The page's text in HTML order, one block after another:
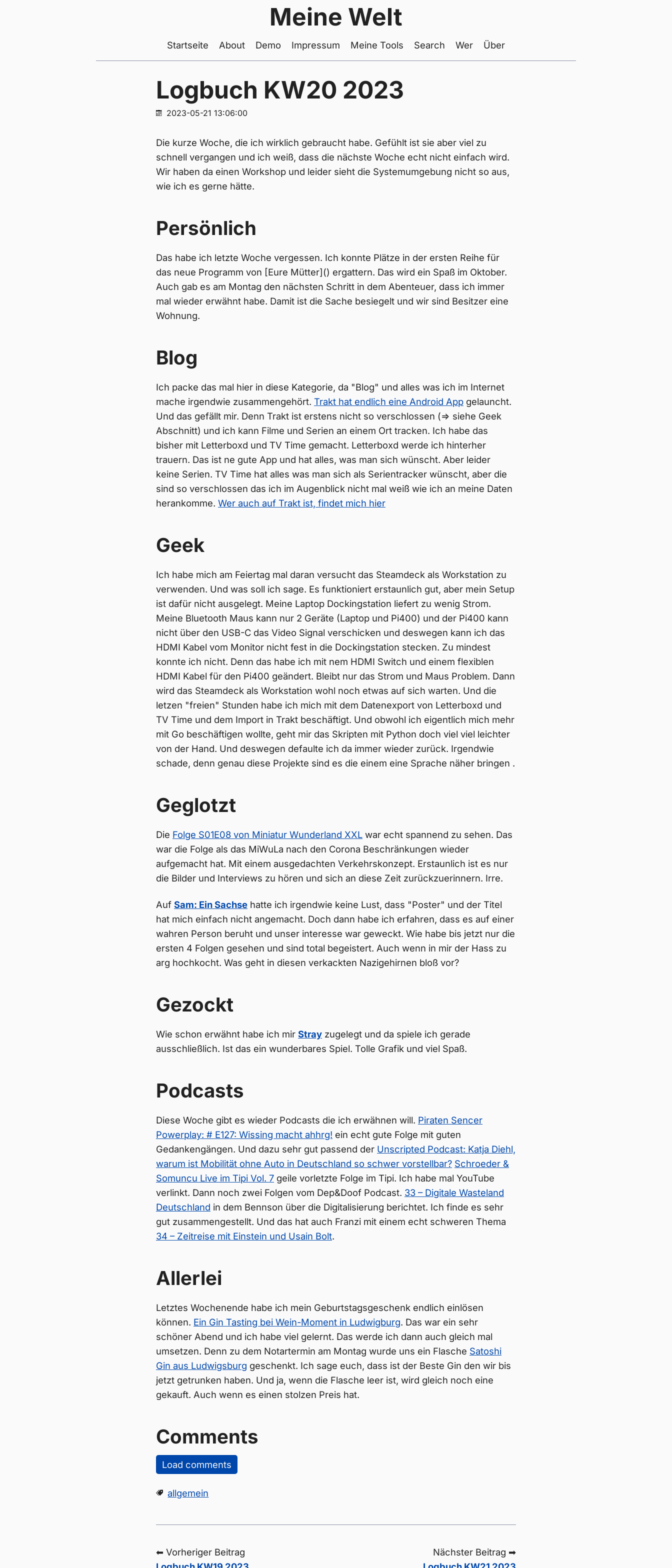
Meine Welt
Startseite About Demo Impressum Meine Tools Search Wer Über
Logbuch KW20 2023
2023-05-21 13:06:00
Die kurze Woche, die ich wirklich gebraucht habe. Gefühlt ist sie aber viel zu
schnell vergangen und ich weiß, dass die nächste Woche echt nicht einfach wird.
Wir haben da einen Workshop und leider sieht die Systemumgebung nicht so aus,
wie ich es gerne hätte.
Persönlich
Das habe ich letzte Woche vergessen. Ich konnte Plätze in der ersten Reihe für
das neue Programm von [Eure Mütter]() ergattern. Das wird ein Spaß im Oktober.
Auch gab es am Montag den nächsten Schritt in dem Abenteuer, dass ich immer
mal wieder erwähnt habe. Damit ist die Sache besiegelt und wir sind Besitzer eine
Wohnung.
Blog
Ich packe das mal hier in diese Kategorie, da "Blog" und alles was ich im Internet
mache irgendwie zusammengehört. Trakt hat endlich eine Android App gelauncht.
Und das gefällt mir. Denn Trakt ist erstens nicht so verschlossen (=> siehe Geek
Abschnitt) und ich kann Filme und Serien an einem Ort tracken. Ich habe das
bisher mit Letterboxd und TV Time gemacht. Letterboxd werde ich hinterher
trauern. Das ist ne gute App und hat alles, was man sich wünscht. Aber leider
keine Serien. TV Time hat alles was man sich als Serientracker wünscht, aber die
sind so verschlossen das ich im Augenblick nicht mal weiß wie ich an meine Daten
herankomme. Wer auch auf Trakt ist, findet mich hier
Geek
Ich habe mich am Feiertag mal daran versucht das Steamdeck als Workstation zu
verwenden. Und was soll ich sage. Es funktioniert erstaunlich gut, aber mein Setup
ist dafür nicht ausgelegt. Meine Laptop Dockingstation liefert zu wenig Strom.
Meine Bluetooth Maus kann nur 2 Geräte (Laptop und Pi400) und der Pi400 kann
nicht über den USB-C das Video Signal verschicken und deswegen kann ich das
HDMI Kabel vom Monitor nicht fest in die Dockingstation stecken. Zu mindest
konnte ich nicht. Denn das habe ich mit nem HDMI Switch und einem flexiblen
HDMI Kabel für den Pi400 geändert. Bleibt nur das Strom und Maus Problem. Dann
wird das Steamdeck als Workstation wohl noch etwas auf sich warten. Und die
letzen "freien" Stunden habe ich mich mit dem Datenexport von Letterboxd und
TV Time und dem Import in Trakt beschäftigt. Und obwohl ich eigentlich mich mehr
mit Go beschäftigen wollte, geht mir das Skripten mit Python doch viel viel leichter
von der Hand. Und deswegen defaulte ich da immer wieder zurück. Irgendwie
schade, denn genau diese Projekte sind es die einem eine Sprache näher bringen .
Geglotzt
Die Folge S01E08 von Miniatur Wunderland XXL war echt spannend zu sehen. Das
war die Folge als das MiWuLa nach den Corona Beschränkungen wieder
aufgemacht hat. Mit einem ausgedachten Verkehrskonzept. Erstaunlich ist es nur
die Bilder und Interviews zu hören und sich an diese Zeit zurückzuerinnern. Irre.
Auf Sam: Ein Sachse hatte ich irgendwie keine Lust, dass "Poster" und der Titel
hat mich einfach nicht angemacht. Doch dann habe ich erfahren, dass es auf einer
wahren Person beruht und unser interesse war geweckt. Wie habe bis jetzt nur die
ersten 4 Folgen gesehen und sind total begeistert. Auch wenn in mir der Hass zu
arg hochkocht. Was geht in diesen verkackten Nazigehirnen bloß vor?
Gezockt
Wie schon erwähnt habe ich mir Stray zugelegt und da spiele ich gerade
ausschließlich. Ist das ein wunderbares Spiel. Tolle Grafik und viel Spaß.
Podcasts
Diese Woche gibt es wieder Podcasts die ich erwähnen will. Piraten Sencer
Powerplay: # E127: Wissing macht ahhrg! ein echt gute Folge mit guten
Gedankengängen. Und dazu sehr gut passend der Unscripted Podcast: Katja Diehl,
warum ist Mobilität ohne Auto in Deutschland so schwer vorstellbar? Schroeder &
Somuncu Live im Tipi Vol. 7 geile vorletzte Folge im Tipi. Ich habe mal YouTube
verlinkt. Dann noch zwei Folgen vom Dep&Doof Podcast. 33 – Digitale Wasteland
Deutschland in dem Bennson über die Digitalisierung berichtet. Ich finde es sehr
gut zusammengestellt. Und das hat auch Franzi mit einem echt schweren Thema
34 – Zeitreise mit Einstein und Usain Bolt.
Allerlei
Letztes Wochenende habe ich mein Geburtstagsgeschenk endlich einlösen
können. Ein Gin Tasting bei Wein-Moment in Ludwigburg. Das war ein sehr
schöner Abend und ich habe viel gelernt. Das werde ich dann auch gleich mal
umsetzen. Denn zu dem Notartermin am Montag wurde uns ein Flasche Satoshi
Gin aus Ludwigsburg geschenkt. Ich sage euch, dass ist der Beste Gin den wir bis
jetzt getrunken haben. Und ja, wenn die Flasche leer ist, wird gleich noch eine
gekauft. Auch wenn es einen stolzen Preis hat.
Comments
Load comments
allgemein
⬅ Vorheriger Beitrag
Nächster Beitrag ➡